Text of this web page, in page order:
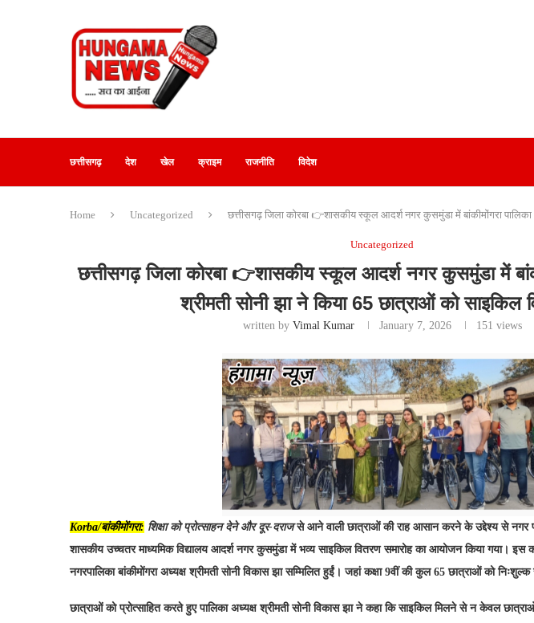
छत्तीसगढ़ देश खेल क्राइम राजनीति विदेश
Home Uncategorized छत्तीसगढ़ जिला कोरबा 👉शासकीय स्कूल आदर्श नगर कुसमुंडा में बांकीमोंगरा
Uncategorized
छत्तीसगढ़ जिला कोरबा 👉शासकीय स्कूल आदर्श नगर कुसमुंडा में
श्रीमती सोनी झा ने किया 65 छात्राओं को साइकिल
written by Vimal Kumar January 7, 2026 151 views
Korba/बांकीमोंगरा: शिक्षा को प्रोत्साहन देने और दूर-दराजसे आने वाली छात्राओं की राह आसान करने के उद्देश्य से नगर
शासकीय उच्चतर माध्यमिक विद्यालय आदर्श नगर कुसमुंडा में भव्य साइकिल वितरण समारोह का आयोजन किया गया।
नगरपालिका बांकीमोंगरा अध्यक्ष श्रीमती सोनी विकास झा सम्मिलित हुईं। जहां कक्षा 9वीं की कुल 65 छात्राओं को
छात्राओं को प्रोत्साहित करते हुए पालिका अध्यक्ष श्रीमती सोनी विकास झा ने कहा कि साइकिल मिलने से न केवल